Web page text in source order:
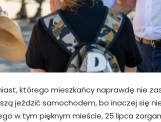
którego mieszkańcy naprawdę nie
jeździć samochodem, bo inaczej się
w tym pięknym mieście, 25 lipca